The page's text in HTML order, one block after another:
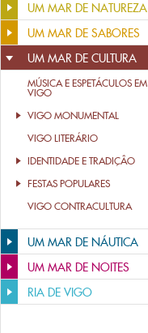
UM MAR DE NATUREZA
UM MAR DE SABORES
UM MAR DE CULTURA
MÚSICA E ESPETÁCULOS EM
VIGO
VIGO MONUMENTAL
VIGO LITERÁRIO
IDENTIDADE E TRADIÇÂO
FESTAS POPULARES
VIGO CONTRACULTURA
UM MAR DE NÁUTICA
UM MAR DE NOITES
RIA DE VIGO